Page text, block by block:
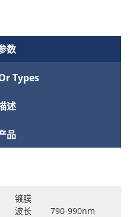
数
Types
述
品
镀膜
波长
790-990nm